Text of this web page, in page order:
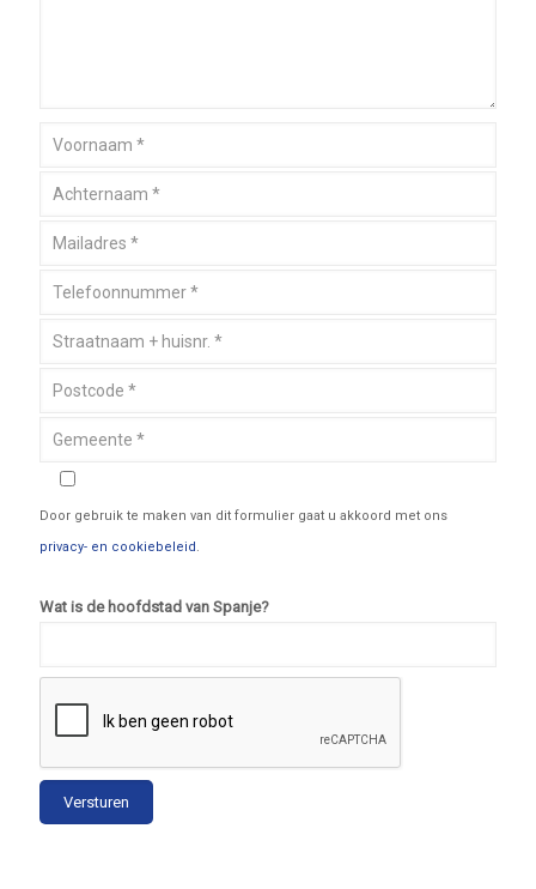
Door gebruik te maken van dit formulier gaat u akkoord met ons
privacy- en cookiebeleid.
Wat is de hoofdstad van Spanje?